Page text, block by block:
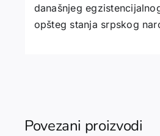
današnjeg
opšteg stanja srpskog
Povezani proizvodi